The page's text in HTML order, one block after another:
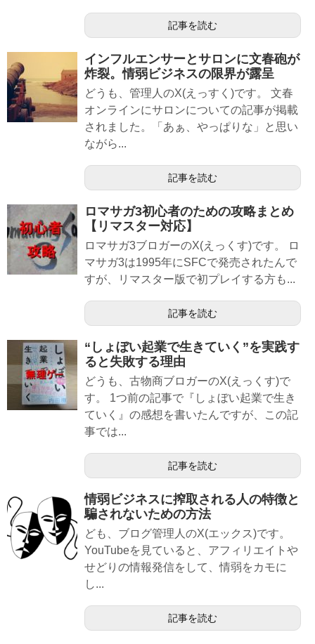
記事を読む
インフルエンサーとサロンに文春砲が
炸裂。情弱ビジネスの限界が露呈
どうも、管理人のX(えっすく)です。 文春
オンラインにサロンについての記事が掲載
されました。「あぁ、やっぱりな」と思い
ながら...
記事を読む
ロマサガ3初心者のための攻略まとめ
【リマスター対応】
ロマサガ3ブロガーのX(えっくす)です。 ロ
マサガ3は1995年にSFCで発売されたんで
すが、リマスター版で初プレイする方も...
記事を読む
“しょぼい起業で生きていく”を実践す
ると失敗する理由
どうも、古物商ブロガーのX(えっくす)で
す。 1つ前の記事で『しょぼい起業で生き
ていく』の感想を書いたんですが、この記
事では...
記事を読む
情弱ビジネスに搾取される人の特徴と
騙されないための方法
ども、ブログ管理人のX(エックス)です。
YouTubeを見ていると、アフィリエイトや
せどりの情報発信をして、情弱をカモに
し...
記事を読む